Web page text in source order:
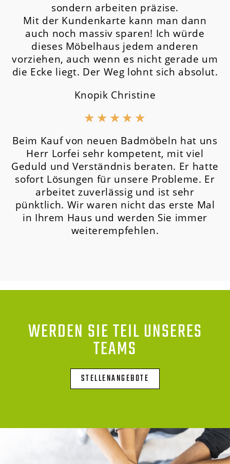
sondern arbeiten präzise.
Mit der Kundenkarte kann man dann
auch noch massiv sparen! Ich würde
dieses Möbelhaus jedem anderen
vorziehen, auch wenn es nicht gerade um
die Ecke liegt. Der Weg lohnt sich absolut.
Knopik Christine
★ ★ ★ ★ ★
Beim Kauf von neuen Badmöbeln hat uns
Herr Lorfei sehr kompetent, mit viel
Geduld und Verständnis beraten. Er hatte
sofort Lösungen für unsere Probleme. Er
arbeitet zuverlässig und ist sehr
pünktlich. Wir waren nicht das erste Mal
in Ihrem Haus und werden Sie immer
weiterempfehlen.
WERDEN SIE TEIL UNSERES
TEAMS
STELLENANGEBOTE